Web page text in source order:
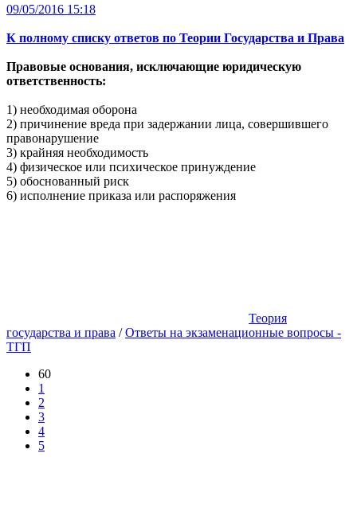
09/05/2016 15:18
К полному списку ответов по Теории Государства и Права
Правовые основания, исключающие юридическую
ответственность:
1) необходимая оборона
2) причинение вреда при задержании лица, совершившего
правонарушение
3) крайняя необходимость
4) физическое или психическое принуждение
5) обоснованный риск
6) исполнение приказа или распоряжения
Теория
государства и права /Ответы на экзаменационные вопросы -
ТГП
60
1
2
3
4
5